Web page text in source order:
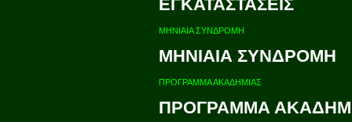
ΕΓΚΑΤΑΣΤΑΣΕΙΣ
ΜΗΝΙΑΙΑ ΣΥΝΔΡΟΜΗ
ΜΗΝΙΑΙΑ ΣΥΝΔΡΟΜΗ
ΠΡΟΓΡΑΜΜΑ ΑΚΑΔΗΜΙΑΣ
ΠΡΟΓΡΑΜΜΑ